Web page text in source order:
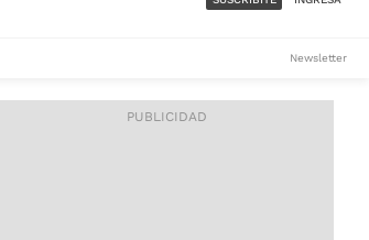
ACCESO FULL - $1.800/MES
Newsletter